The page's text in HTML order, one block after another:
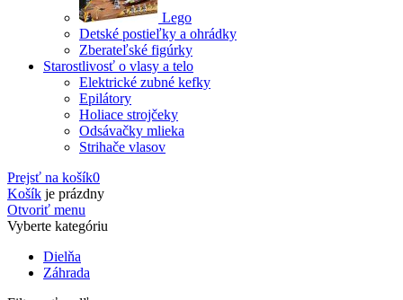
Lego
Detské postieľky a ohrádky
Zberateľské figúrky
Starostlivosť o vlasy a telo
Elektrické zubné kefky
Epilátory
Holiace strojčeky
Odsávačky mlieka
Strihače vlasov
Prejsť na košík0
Košík je prázdny
Otvoriť menu
Vyberte kategóriu
Dielňa
Záhrada